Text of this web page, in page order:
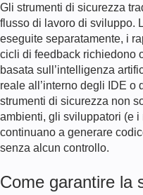
Gli strumenti di sicurezza
flusso di lavoro di sviluppo.
eseguite separatamente, i
cicli di feedback richiedono
basata sull’intelligenza
reale all’interno degli IDE o
strumenti di sicurezza non
ambienti, gli sviluppatori (e
continuano a generare
senza alcun controllo.
Come garantire la